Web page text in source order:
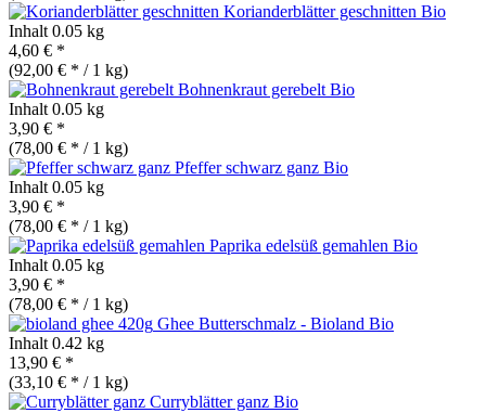
Korianderblätter geschnitten Bio
Inhalt 0.05 kg
4,60 € *
(92,00 € * / 1 kg)
Bohnenkraut gerebelt Bio
Inhalt 0.05 kg
3,90 € *
(78,00 € * / 1 kg)
Pfeffer schwarz ganz Bio
Inhalt 0.05 kg
3,90 € *
(78,00 € * / 1 kg)
Paprika edelsüß gemahlen Bio
Inhalt 0.05 kg
3,90 € *
(78,00 € * / 1 kg)
Ghee Butterschmalz - Bioland Bio
Inhalt 0.42 kg
13,90 € *
(33,10 € * / 1 kg)
Curryblätter ganz Bio